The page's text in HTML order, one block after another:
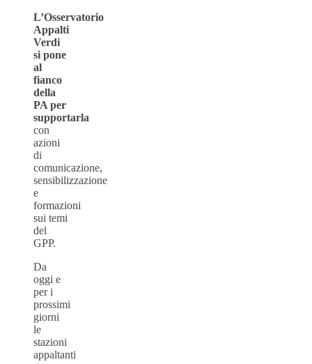
L’Osservatorio
Appalti
Verdi
si pone
al
fianco
della
PA per
supportarla
con
azioni
di
comunicazione,
sensibilizzazione
e
formazioni
sui temi
del
GPP.
Da
oggi e
per i
prossimi
giorni
le
stazioni
appaltanti